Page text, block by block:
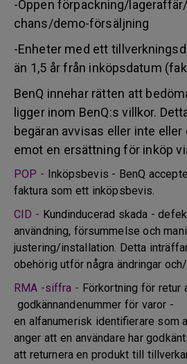
-Öppen förpackning/
chans/demo-försäljning
-Enheter med ett
än 1,5 år från inköpsdatum
BenQ innehar rätten att
ligger inom BenQ:s villkor.
begäran avvisas eller inte
emot en ersättning för inköp
POP - Inköpsbevis - BenQ
faktura som ett inköpsbevis.
CID - Kundinducerad skada -
användning, försummelse och
justering/installation. Detta
obehörig utför några ändringar
RMA -siffra - Förkortning för retur
godkännandenummer för varor -
en alfanumerisk identifierare som
anger att en användare har
att returnera en produkt till